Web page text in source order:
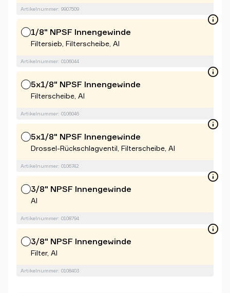
Artikelnummer: 9907509
1/8" NPSF Innengewinde
Filtersieb, Filterscheibe, Al
Artikelnummer: 0106044
5x1/8" NPSF Innengewinde
Filterscheibe, Al
Artikelnummer: 0106046
5x1/8" NPSF Innengewinde
Drossel-Rückschlagventil, Filterscheibe, Al
Artikelnummer: 0106742
3/8" NPSF Innengewinde
Al
Artikelnummer: 0108794
3/8" NPSF Innengewinde
Filter, Al
Artikelnummer: 0108403